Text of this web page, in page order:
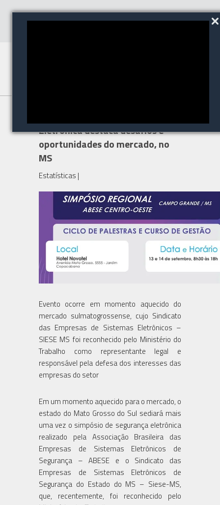
Eletrônica destaca desafios e
oportunidades do mercado, no
MS
Estatísticas |
Evento ocorre em momento aquecido do
mercado sulmatogrossense, cujo Sindicato
das Empresas de Sistemas Eletrônicos –
SIESE MS foi reconhecido pelo Ministério do
Trabalho como representante legal e
responsável pela defesa dos interesses das
empresas do setor
Em um momento aquecido para o mercado, o
estado do Mato Grosso do Sul sediará mais
uma vez o simpósio de segurança eletrônica
realizado pela Associação Brasileira das
Empresas de Sistemas Eletrônicos de
Segurança – ABESE e o Sindicato das
Empresas de Sistemas Eletrônicos de
Segurança do Estado do MS – Siese-MS,
que, recentemente, foi reconhecido pelo